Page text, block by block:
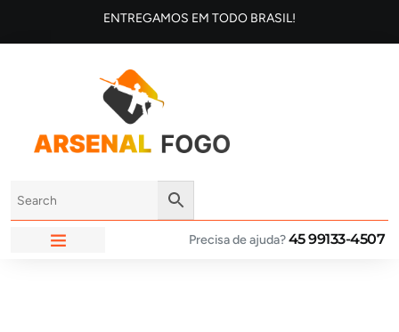
ENTREGAMOS EM TODO BRASIL!
Precisa de ajuda?45 99133-4507